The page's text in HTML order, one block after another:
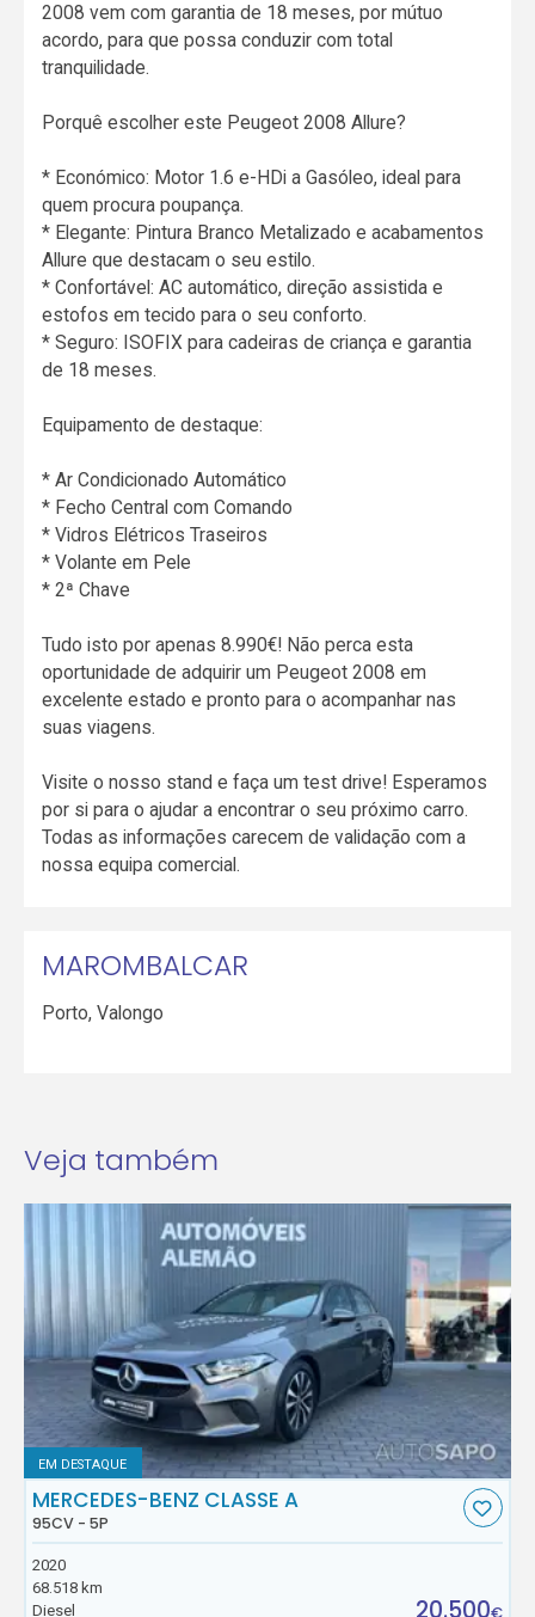
2008 vem com garantia de 18 meses, por mútuo
acordo, para que possa conduzir com total
tranquilidade.
Porquê escolher este Peugeot 2008 Allure?
* Económico: Motor 1.6 e-HDi a Gasóleo, ideal para
quem procura poupança.
* Elegante: Pintura Branco Metalizado e acabamentos
Allure que destacam o seu estilo.
* Confortável: AC automático, direção assistida e
estofos em tecido para o seu conforto.
* Seguro: ISOFIX para cadeiras de criança e garantia
de 18 meses.
Equipamento de destaque:
* Ar Condicionado Automático
* Fecho Central com Comando
* Vidros Elétricos Traseiros
* Volante em Pele
* 2ª Chave
Tudo isto por apenas 8.990€! Não perca esta
oportunidade de adquirir um Peugeot 2008 em
excelente estado e pronto para o acompanhar nas
suas viagens.
Visite o nosso stand e faça um test drive! Esperamos
por si para o ajudar a encontrar o seu próximo carro.
Todas as informações carecem de validação com a
nossa equipa comercial.
MAROMBALCAR
Porto,Valongo
Veja também
EM DESTAQUE
MERCEDES-BENZ CLASSE A
95CV - 5P
2020
68.518 km
Diesel
20.500€